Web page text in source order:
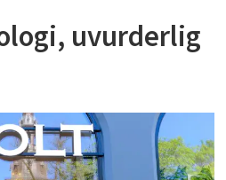
uvurderlig